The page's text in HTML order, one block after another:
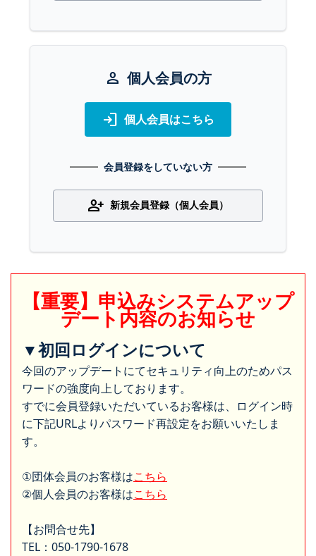
person 個人会員の方
login 個人会員はこちら
会員登録をしていない方
person_add 新規会員登録（個人会員）
【重要】申込みシステムアップ
デート内容のお知らせ
▼初回ログインについて
今回のアップデートにてセキュリティ向上のためパス
ワードの強度向上しております。
すでに会員登録いただいているお客様は、ログイン時
に下記URLよりパスワード再設定をお願いいたしま
す。
①団体会員のお客様はこちら
②個人会員のお客様はこちら
【お問合せ先】
TEL：050-1790-1678